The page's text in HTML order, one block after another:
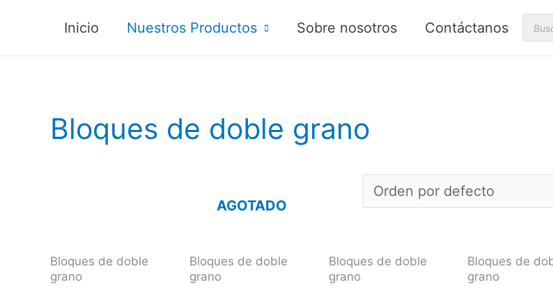
Inicio Nuestros Productos Sobre nosotros Contáctanos
Bloques de doble grano
Bloques de doble
grano
AGOTADO
Bloques de doble
grano
Bloques de doble
grano
Bloques de
grano